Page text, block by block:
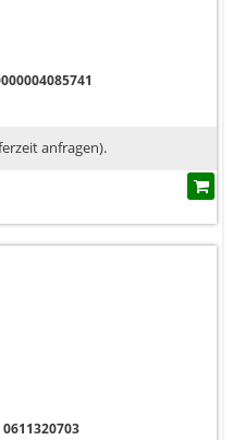
anfragen).
0611320703